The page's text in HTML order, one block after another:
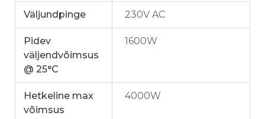
Väljundpinge 230V AC
Pidev
väljendvõimsus
@ 25°C
1600W
Hetkeline max
võimsus
4000W